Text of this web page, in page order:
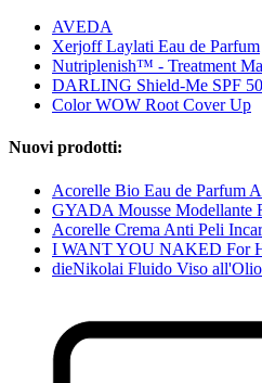
AVEDA
Xerjoff Laylati Eau de Parfum
Nutriplenish™ - Treatment
DARLING Shield-Me SPF
Color WOW Root Cover Up
Nuovi prodotti:
Acorelle Bio Eau de Parfum
GYADA Mousse Modellante
Acorelle Crema Anti Peli
I WANT YOU NAKED For
dieNikolai Fluido Viso